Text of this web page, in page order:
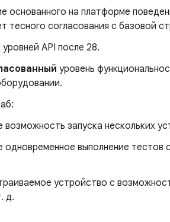
основанного на платформе
тесного согласования с базовой
API после 28.
уровень
возможность запуска нескольких
одновременное выполнение
устройство с
д.